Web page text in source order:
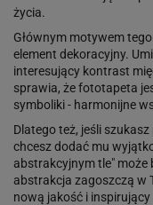
życia.
Głównym motywem
element dekoracyjny.
interesujący kontrast
sprawia, że fototapeta
symboliki - harmonijne
Dlatego też, jeśli
chcesz dodać mu
abstrakcyjnym tle" może
abstrakcja zagoszczą w
nową jakość i inspirujący